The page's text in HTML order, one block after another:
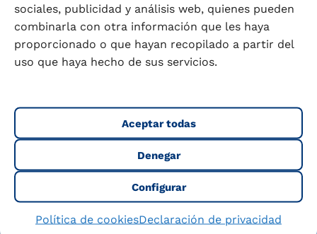
sociales, publicidad y análisis web, quienes pueden
combinarla con otra información que les haya
proporcionado o que hayan recopilado a partir del
uso que haya hecho de sus servicios.
Aceptar todas
Denegar
Configurar
Política de cookiesDeclaración de privacidad
Mantente al día con Puleva
Recibe consejos de nutrición, recetas
productos directamente en tu email.
He leído y acepto laPolítica de privacidady
Suscribirme al newslettter